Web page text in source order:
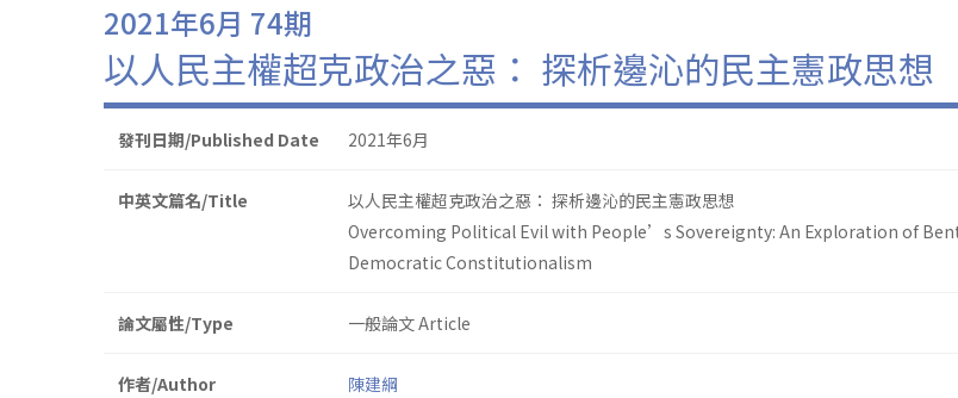
2021年6月 74期
以人民主權超克政治之惡： 探析邊沁的民主憲政思想
發刊日期/Published Date 2021年6月
中英文篇名/Title
以人民主權超克政治之惡： 探析邊沁的民主憲政思想
Overcoming Political Evil with People’s Sovereignty: An Exploration of
Democratic Constitutionalism
論文屬性/Type 一般論文 Article
作者/Author
陳建綱